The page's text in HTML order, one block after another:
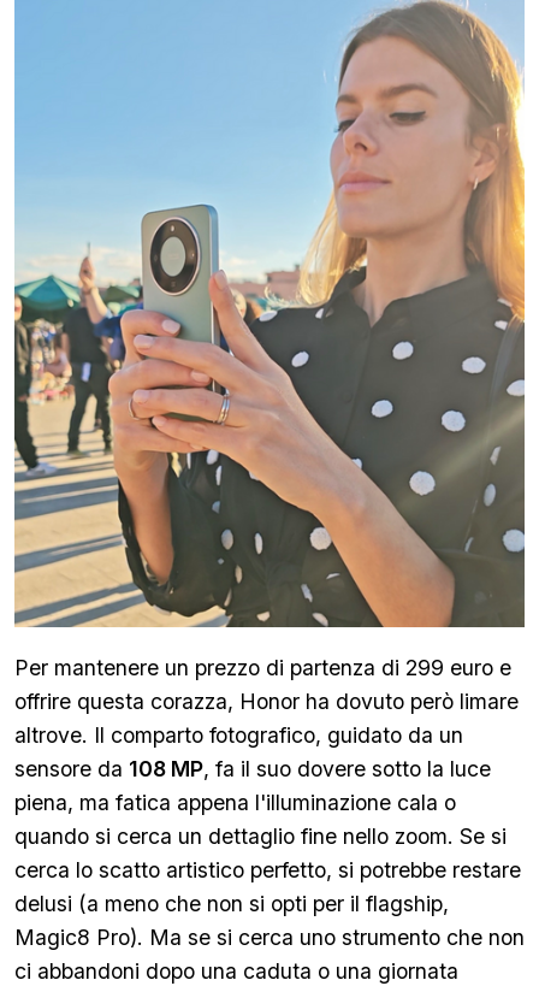
Per mantenere un prezzo di partenza di 299 euro e
offrire questa corazza, Honor ha dovuto però limare
altrove. Il comparto fotografico, guidato da un
sensore da 108 MP, fa il suo dovere sotto la luce
piena, ma fatica appena l'illuminazione cala o
quando si cerca un dettaglio fine nello zoom. Se si
cerca lo scatto artistico perfetto, si potrebbe restare
delusi (a meno che non si opti per il flagship,
Magic8 Pro). Ma se si cerca uno strumento che non
ci abbandoni dopo una caduta o una giornata